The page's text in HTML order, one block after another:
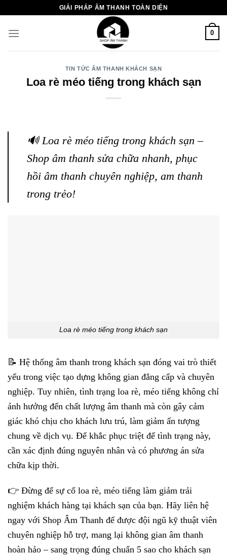
nội
GIẢI PHÁP ÂM THANH TOÀN DIỆN
0
TIN TỨC ÂM THANH KHÁCH SẠN
Loa rè méo tiếng trong khách sạn
🔊 Loa rè méo tiếng trong khách sạn –
Shop âm thanh sửa chữa nhanh, phục
hồi âm thanh chuyên nghiệp, am thanh
trong trẻo!
Loa rè méo tiếng trong khách sạn
📝 Hệ thống âm thanh trong khách sạn đóng vai trò thiết
yếu trong việc tạo dựng không gian đẳng cấp và chuyên
nghiệp. Tuy nhiên, tình trạng loa rè, méo tiếng không chỉ
ảnh hưởng đến chất lượng âm thanh mà còn gây cảm
giác khó chịu cho khách lưu trú, làm giảm ấn tượng
chung về dịch vụ. Để khắc phục triệt để tình trạng này,
cần xác định đúng nguyên nhân và có phương án sửa
chữa kịp thời.
👉 Đừng để sự cố loa rè, méo tiếng làm giảm trải
nghiệm khách hàng tại khách sạn của bạn. Hãy liên hệ
ngay với Shop Âm Thanh để được đội ngũ kỹ thuật viên
chuyên nghiệp hỗ trợ, mang lại không gian âm thanh
hoàn hảo – sang trọng đúng chuẩn 5 sao cho khách sạn